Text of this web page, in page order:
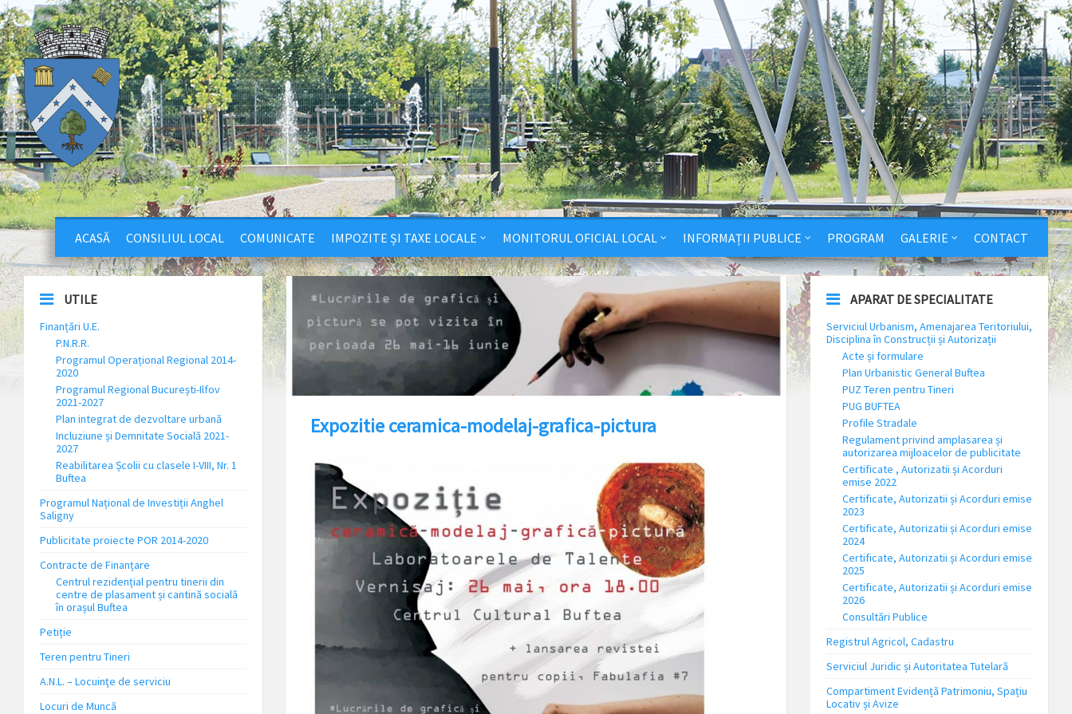
ACASĂ CONSILIUL LOCAL COMUNICATE IMPOZITE ȘI TAXE LOCALE MONITORUL OFICIAL LOCAL INFORMAȚII PUBLICE PROGRAM GALERIE CONTACT
Expozitie ceramica-modelaj-grafica-pictura
UTILE
Finanțări U.E.
P.N.R.R.
Programul Operațional Regional 2014-
2020
Programul Regional București-Ilfov
2021-2027
Plan integrat de dezvoltare urbană
Incluziune și Demnitate Socială 2021-
2027
Reabilitarea Școlii cu clasele I-VIII, Nr. 1
Buftea
Programul Național de Investiții Anghel
Saligny
Publicitate proiecte POR 2014-2020
Contracte de Finanțare
Centrul rezidențial pentru tinerii din
centre de plasament și cantină socială
în orașul Buftea
Petiție
Teren pentru Tineri
A.N.L. – Locuinţe de serviciu
Locuri de Muncă
APARAT DE SPECIALITATE
Serviciul Urbanism, Amenajarea Teritoriului,
Disciplina în Construcții și Autorizații
Acte și formulare
Plan Urbanistic General Buftea
PUZ Teren pentru Tineri
PUG BUFTEA
Profile Stradale
Regulament privind amplasarea și
autorizarea mijloacelor de publicitate
Certificate , Autorizatii și Acorduri
emise 2022
Certificate, Autorizatii și Acorduri emise
2023
Certificate, Autorizatii și Acorduri emise
2024
Certificate, Autorizatii și Acorduri emise
2025
Certificate, Autorizatii și Acorduri emise
2026
Consultări Publice
Registrul Agricol, Cadastru
Serviciul Juridic și Autoritatea Tutelară
Compartiment Evidență Patrimoniu, Spațiu
Locativ și Avize